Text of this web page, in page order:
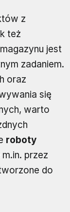
z
też
jest
zadaniem.
oraz
się
warto
roboty
przez
do